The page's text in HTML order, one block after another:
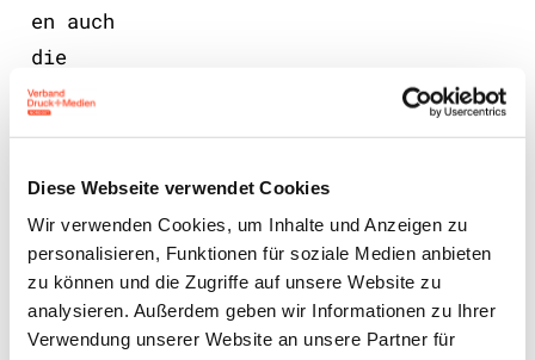
Diese Webseite verwendet Cookies
Wir verwenden Cookies, um Inhalte und Anzeigen zu
personalisieren, Funktionen für soziale Medien anbieten
zu können und die Zugriffe auf unsere Website zu
analysieren. Außerdem geben wir Informationen zu Ihrer
Verwendung unserer Website an unsere Partner für
en auch
die
Druckindus
ist, sowie
die
Unsicherhe
iten der
aktuellen